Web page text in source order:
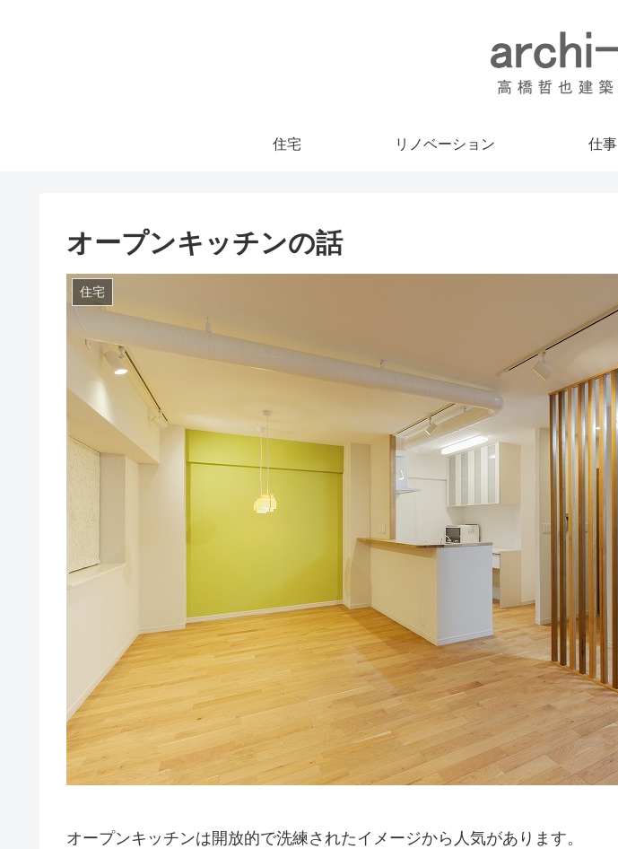
住宅 リノベーション 仕事
オープンキッチンの話
住宅
オープンキッチンは開放的で洗練されたイメージから人気があります。